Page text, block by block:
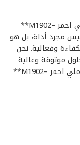
في الختام، يُعد **فارة خشب ماكيتاء 82 ملي احمر –M1902**
مجرد أداة، بل هو
وفعالية. نحن
موثوقة وعالية
الأداء. استثمر في **فارة خشب ماكيتاء 82 ملي احمر –M1902**